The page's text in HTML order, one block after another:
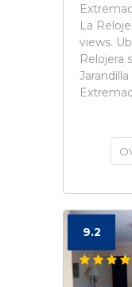
La
views.
Relojera
9.2